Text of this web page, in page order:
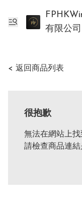
FPHKWine (皆盈國
有限公
< 返回商品列表
很抱歉
無法在網站上找
請檢查商品連結